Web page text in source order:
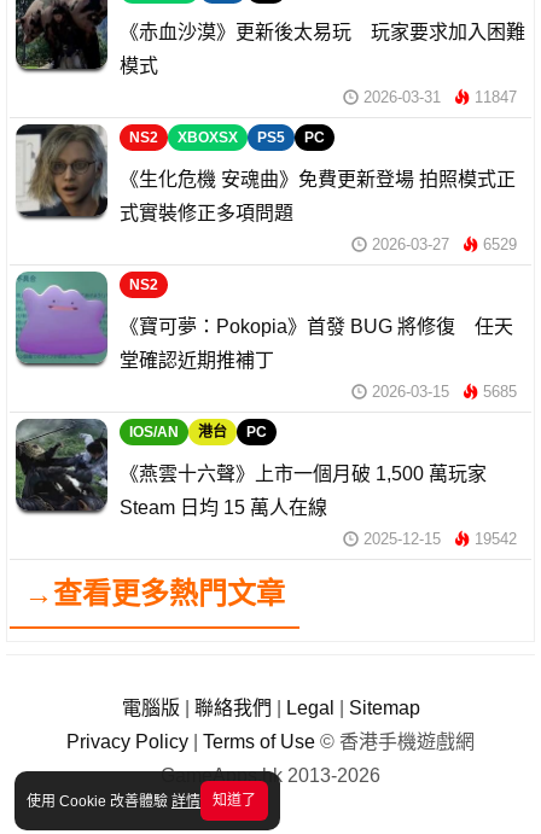
使用 Cookie 改善體驗 詳情 知道了
《赤血沙漠》更新後太易玩 玩家要求加入困難
模式
2026-03-31 11847
NS2 XBOXSX PS5 PC
《生化危機 安魂曲》免費更新登場 拍照模式正
式實裝修正多項問題
2026-03-27 6529
NS2
《寶可夢：Pokopia》首發 BUG 將修復 任天
堂確認近期推補丁
2026-03-15 5685
IOS/AN 港台 PC
《燕雲十六聲》上市一個月破 1,500 萬玩家
Steam 日均 15 萬人在線
2025-12-15 19542
→查看更多熱門文章
電腦版 聯絡我們 Legal
Sitemap
Privacy Policy
Terms of Use © 香港手機遊戲網
GameApps.hk 2013-2026